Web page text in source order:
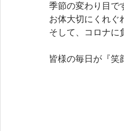
季節の変わり目で
お体大切にくれぐ
そして、コロナに
皆様の毎日が『笑